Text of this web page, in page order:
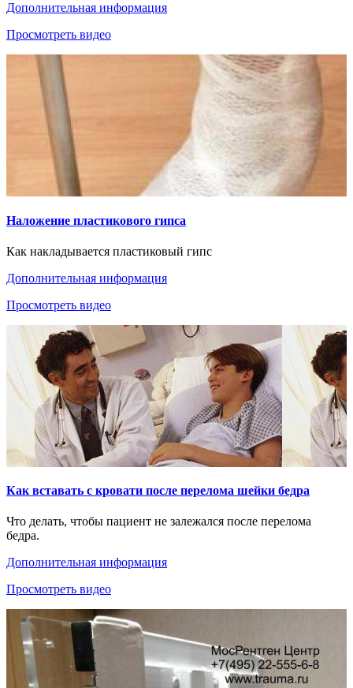
Дополнительная информация
Просмотреть видео
Наложение пластикового гипса
Как накладывается пластиковый гипс
Дополнительная информация
Просмотреть видео
Как вставать с кровати после перелома шейки бедра
Что делать, чтобы пациент не залежался после перелома
бедра.
Дополнительная информация
Просмотреть видео